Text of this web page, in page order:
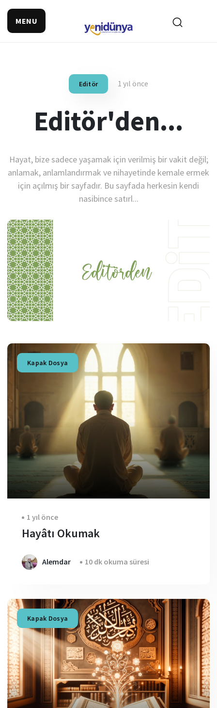
MENU
Editör 1 yıl önce
Editör'den...
Hayat, bize sadece yaşamak için verilmiş bir vakit değil;
anlamak, anlamlandırmak ve nihayetinde kemale ermek
için açılmış bir sayfadır. Bu sayfada herkesin kendi
nasibince satırl...
Kapak Dosya
1 yıl önce
Hayâtı Okumak
Alemdar 10 dk okuma süresi
Kapak Dosya